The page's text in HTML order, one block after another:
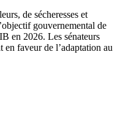
de sécheresses et
gouvernemental de
en 2026. Les sénateurs
en faveur de l’adaptation au